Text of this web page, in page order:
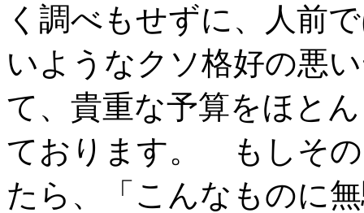
く調べもせずに、人前
いようなクソ格好の悪
て、貴重な予算をほと
ております。 もしそ
たら、「こんなものに